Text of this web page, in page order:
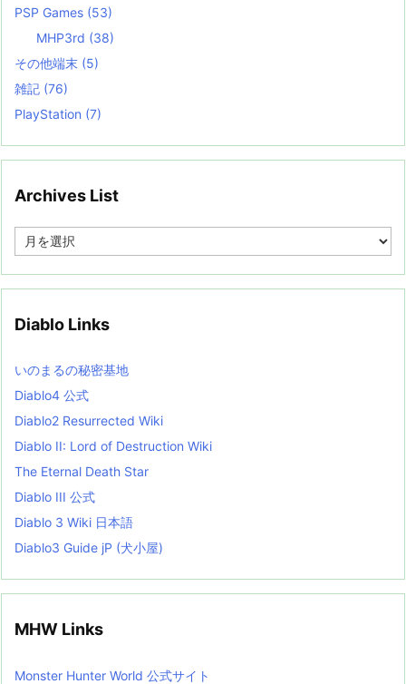
PSP Games (53)
MHP3rd (38)
その他端末 (5)
雑記 (76)
PlayStation (7)
Archives List
e
i
s
t
Diablo Links
いのまるの秘密基地
Diablo4 公式
Diablo2 Resurrected Wiki
Diablo II: Lord of Destruction Wiki
The Eternal Death Star
Diablo III 公式
Diablo 3 Wiki 日本語
Diablo3 Guide jP (犬小屋)
MHW Links
Monster Hunter World 公式サイト